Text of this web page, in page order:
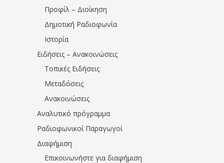
Προφίλ – Διοίκηση
Δημοτική Ραδιοφωνία
Ιστορία
Ειδήσεις – Ανακοινώσεις
Τοπικές Ειδήσεις
Μεταδόσεις
Ανακοινώσεις
Αναλυτικό πρόγραμμα
Ραδιοφωνικοί Παραγωγοί
Διαφήμιση
Επικοινωνήστε για διαφήμιση